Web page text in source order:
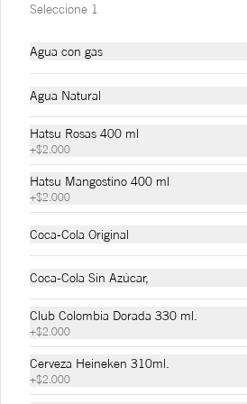
Mix de lechugas asiáticas, vinagre
balsámico, gotas de salsa pesto, nuez de
$34.000
Pizzas dulces
Bocadillo & Stracciatella
Pomodoro, mozzarella, bocadillo, agrás
$27.000
Seleccione 1
Agua con gas
Agua Natural
Hatsu Rosas 400 ml
+$2.000
Hatsu Mangostino 400 ml
+$2.000
Coca-Cola Original
Coca-Cola Sin Azúcar,
Club Colombia Dorada 330 ml.
+$2.000
Cerveza Heineken 310ml.
+$2.000